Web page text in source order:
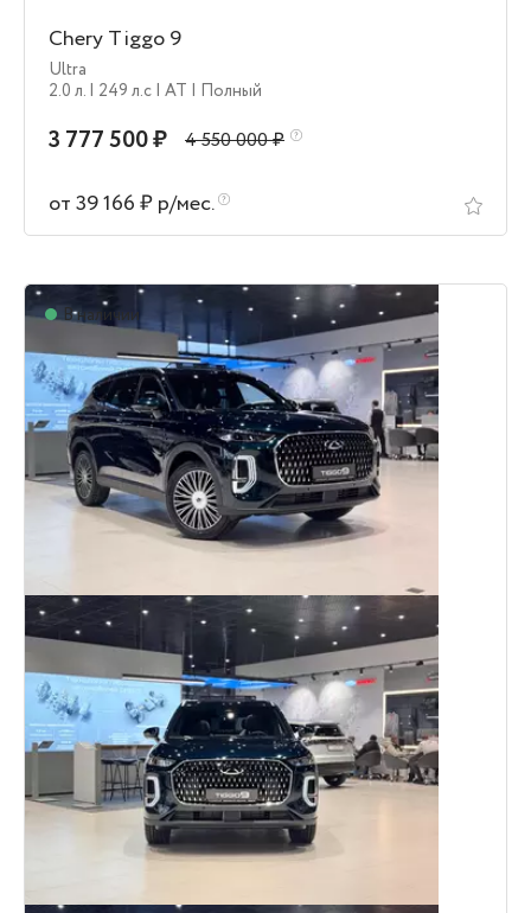
Chery Tiggo 9
Ultra
2.0 л. | 249 л.c | AT | Полный
3 777 500 ₽ 4 550 000 ₽
от 39 166 ₽ р/мес.
В наличии